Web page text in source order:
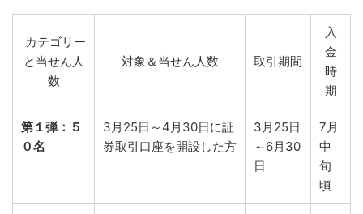
カテゴリー
と当せん人
数
対象＆当せん人数 取引期間
入
金
時
期
第１弾：５
０名
3月25日～4月30日に証
券取引口座を開設した方
3月25日
～6月30
日
7月
中
旬
頃